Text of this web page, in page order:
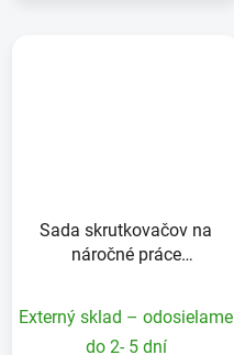
Sada skrutkovačov na
náročné práce
Externý sklad – odosielame
do 2- 5 dní